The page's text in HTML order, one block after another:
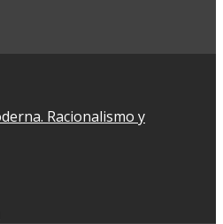
Racionalismo y